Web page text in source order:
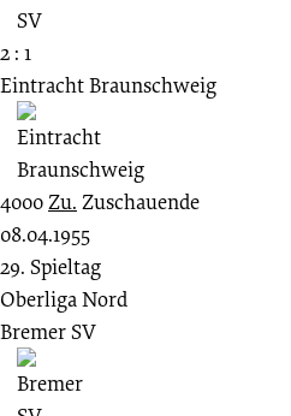
2 : 1
Eintracht Braunschweig
4000Zu. Zuschauende
08.04.1955
29. Spieltag
Oberliga Nord
Bremer SV